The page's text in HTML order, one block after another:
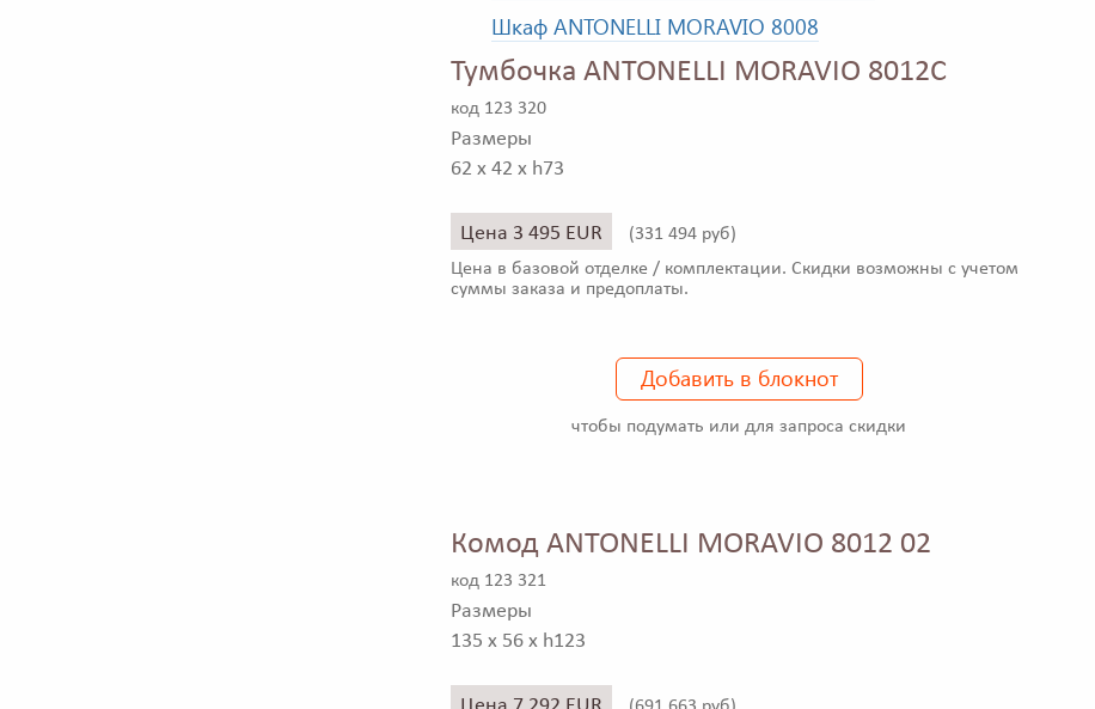
Шкаф ANTONELLI MORAVIO 8008
Тумбочка ANTONELLI MORAVIO 8012C
код 123 320
Размеры
62 x 42 x h73
Цена 3 495 EUR (331 494 руб)
Цена в базовой отделке / комплектации. Скидки возможны с учетом
суммы заказа и предоплаты.
Добавить в блокнот
чтобы подумать или для запроса скидки
Комод ANTONELLI MORAVIO 8012 02
код 123 321
Размеры
135 x 56 x h123